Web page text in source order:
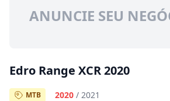
ANUNCIE SEU
Edro Range XCR 2020
MTB 2020 / 2021